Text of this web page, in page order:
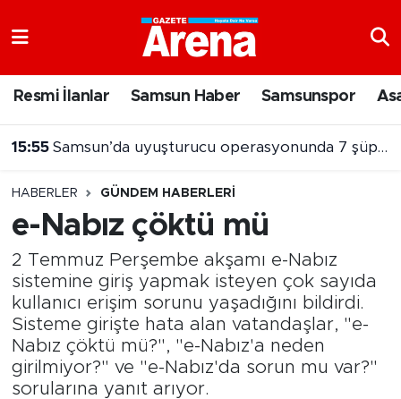
Resmi İlanlar Samsun Haber Samsunspor
15:55 Samsun’da uyuşturucu operasyonunda 7 şüpheli cezaevine gönderildi
HABERLER GÜNDEM HABERLERI
e-Nabız çöktü mü
2 Temmuz Perşembe akşamı e-Nabız
sistemine giriş yapmak isteyen çok sayıda
kullanıcı erişim sorunu yaşadığını bildirdi.
Sisteme girişte hata alan vatandaşlar, "e-
Nabız çöktü mü?", "e-Nabız'a neden
girilmiyor?" ve "e-Nabız'da sorun mu var?"
sorularına yanıt arıyor.
Samsun Namaz Vakitleri
Süper Lig Puan Durumu ve Fikstür
Tüm Manşetler
Son Dakika Haberleri
Haber Arşivi